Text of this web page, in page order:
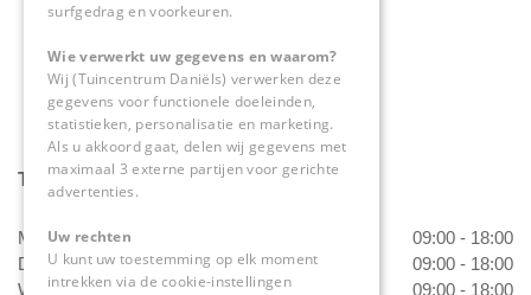
info@tuincentrumdaniels.nl
Tuincentrum Daniëls
Maandag
09:00 - 18:00
Dinsdag
09:00 - 18:00
Woensdag
09:00 - 18:00
surfgedrag en voorkeuren.
Wie verwerkt uw gegevens en waarom?
Wij (Tuincentrum Daniëls) verwerken deze
gegevens voor functionele doeleinden,
statistieken, personalisatie en marketing.
Als u akkoord gaat, delen wij gegevens met
maximaal 3 externe partijen voor gerichte
advertenties.
Uw rechten
U kunt uw toestemming op elk moment
intrekken via de cookie-instellingen